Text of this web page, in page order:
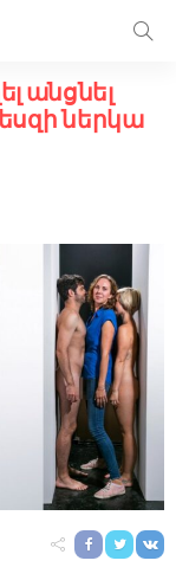
անցնել
ներկա